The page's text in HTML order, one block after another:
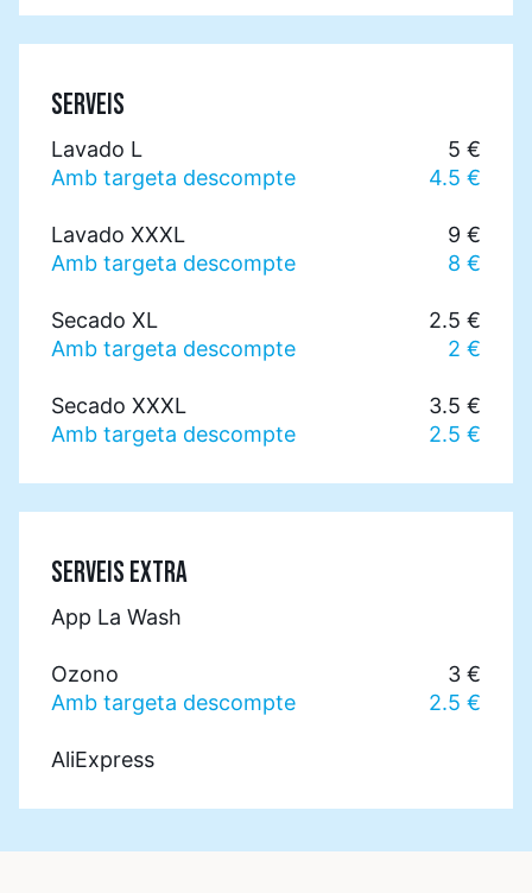
SERVEIS
Lavado L
5 €
Amb targeta descompte
4.5 €
Lavado XXXL
9 €
Amb targeta descompte
8 €
Secado XL
2.5 €
Amb targeta descompte
2 €
Secado XXXL
3.5 €
Amb targeta descompte
2.5 €
SERVEIS EXTRA
App La Wash
Ozono
3 €
Amb targeta descompte
2.5 €
AliExpress